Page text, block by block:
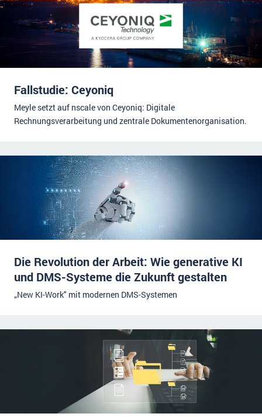
Fallstudie: Ceyoniq
Meyle setzt auf nscale von Ceyoniq: Digitale
Rechnungsverarbeitung und zentrale Dokumentenorganisation.
Die Revolution der Arbeit: Wie generative KI
und DMS-Systeme die Zukunft gestalten
„New KI-Work" mit modernen DMS-Systemen